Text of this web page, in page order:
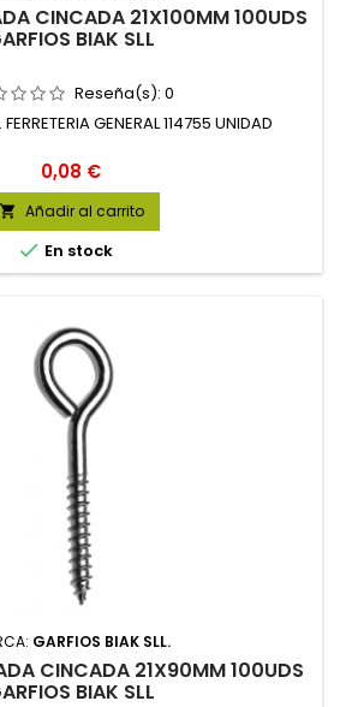
CINCADA 21X100MM 100UDS
BIAK SLL
Reseña(s): 0
GENERAL 114755 UNIDAD
Precio
0,08 €
 Añadir al carrito
 En stock
GARFIOS BIAK SLL.
CINCADA 21X90MM 100UDS
BIAK SLL